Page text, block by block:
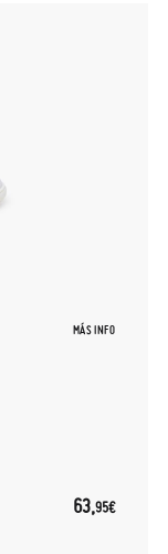
MÁS INFO
63,95€